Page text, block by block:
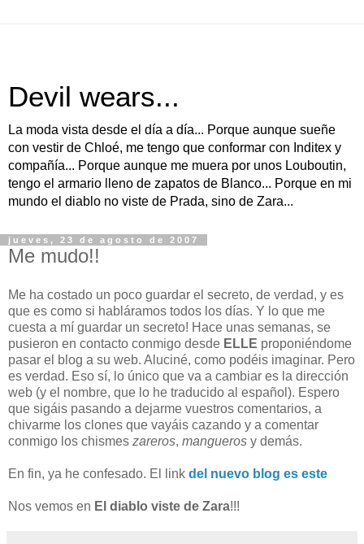
Devil wears...
La moda vista desde el día a día... Porque aunque sueñe
con vestir de Chloé, me tengo que conformar con Inditex y
compañía... Porque aunque me muera por unos Louboutin,
tengo el armario lleno de zapatos de Blanco... Porque en mi
mundo el diablo no viste de Prada, sino de Zara...
jueves, 23 de agosto de 2007
Me mudo!!
Me ha costado un poco guardar el secreto, de verdad, y es
que es como si habláramos todos los días. Y lo que me
cuesta a mí guardar un secreto! Hace unas semanas, se
pusieron en contacto conmigo desde ELLE proponiéndome
pasar el blog a su web. Aluciné, como podéis imaginar. Pero
es verdad. Eso sí, lo único que va a cambiar es la dirección
web (y el nombre, que lo he traducido al español). Espero
que sigáis pasando a dejarme vuestros comentarios, a
chivarme los clones que vayáis cazando y a comentar
conmigo los chismes zareros, mangueros y demás.
En fin, ya he confesado. El link del nuevo blog es este
Nos vemos en El diablo viste de Zara!!!